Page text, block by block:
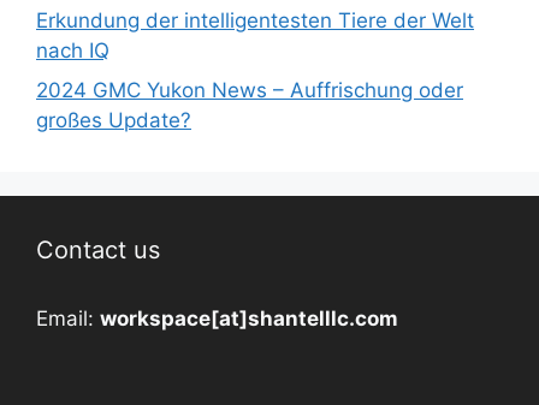
Erkundung der intelligentesten Tiere der Welt
nach IQ
2024 GMC Yukon News – Auffrischung oder
großes Update?
Contact us
Email: workspace[at]shantelllc.com